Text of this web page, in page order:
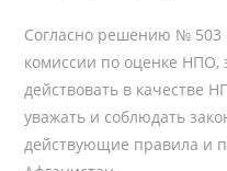
Согласно решению № 503
комиссии по оценке НПО,
действовать в качестве
уважать и соблюдать
действующие правила и